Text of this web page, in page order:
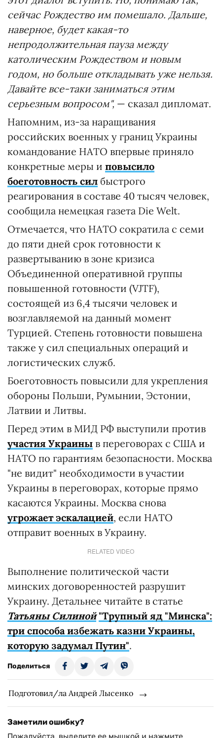
сейчас Рождество им помешало. Дальше,
наверное, будет какая-то
непродолжительная пауза между
католическим Рождеством и новым
годом, но больше откладывать уже нельзя.
Давайте все-таки заниматься этим
серьезным вопросом", — сказал дипломат.
Напомним, из-за наращивания
российских военных у границ Украины
командование НАТО впервые приняло
конкретные меры и повысило
боеготовность сил быстрого
реагирования в составе 40 тысяч человек,
сообщила немецкая газета Die Welt.
Отмечается, что НАТО сократила с семи
до пяти дней срок готовности к
развертыванию в зоне кризиса
Объединенной оперативной группы
повышенной готовности (VJTF),
состоящей из 6,4 тысячи человек и
возглавляемой на данный момент
Турцией. Степень готовности повышена
также у сил специальных операций и
логистических служб.
Боеготовность повысили для укрепления
обороны Польши, Румынии, Эстонии,
Латвии и Литвы.
Перед этим в МИД РФ выступили против
участия Украины в переговорах с США и
НАТО по гарантиям безопасности. Москва
"не видит" необходимости в участии
Украины в переговорах, которые прямо
касаются Украины. Москва снова
угрожает эскалацией, если НАТО
отправит военных в Украину.
RELATED VIDEO
Выполнение политической части
минских договоренностей разрушит
Украину. Детальнее читайте в статье
Татьяны Силиной "Трупный яд "Минска":
три способа избежать казни Украины,
которую задумал Путин".
Поделиться
Подготовил/ла Андрей Лысенко
Заметили ошибку?